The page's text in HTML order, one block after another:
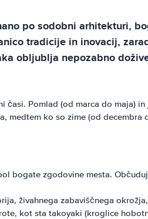
po sodobni arhitekturi,
tradicije in inovacij,
obljublja nepozabno
Pomlad (od marca do maja)
medtem ko so zime (od
bogate zgodovine mesta.
živahnega zabaviščnega
kot sta takoyaki (kroglice